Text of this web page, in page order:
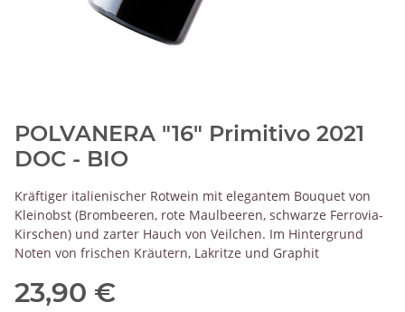
POLVANERA "16" Primitivo 2021
DOC - BIO
Kräftiger italienischer Rotwein mit elegantem Bouquet von
Kleinobst (Brombeeren, rote Maulbeeren, schwarze Ferrovia-
Kirschen) und zarter Hauch von Veilchen. Im Hintergrund
Noten von frischen Kräutern, Lakritze und Graphit
23,90 €